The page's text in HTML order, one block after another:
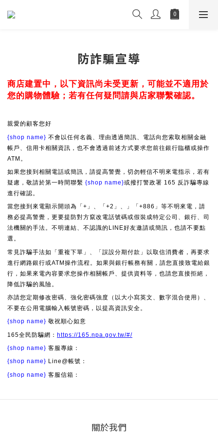
防詐騙宣導
商店建置中，以下資訊尚未受更新，可能並不適用於
您的購物體驗；若有任何疑問請與店家聯繫確認。
親愛的顧客您好
{shop name} 不會以任何名義、理由透過簡訊、電話向您索取相關金融
帳戶、信用卡相關資訊，也不會透過前述方式要求您前往銀行臨櫃或操作
ATM。
如果您接到相關電話或簡訊，請提高警覺，切勿輕信不明來電指示，若有
疑慮，敬請於第一時間聯繫 {shop name}或撥打警政署 165 反詐騙專線
進行確認。
當您接到來電顯示開頭為「+」、「+2」、」「+886」等不明來電，請
務必提高警覺，更要提防對方竄改電話號碼或假裝成特定公司、銀行、司
法機關的手法。不明連結、不認識的LINE好友邀請或簡訊，也請不要點
選。
常見詐騙手法如「重複下單」、「誤設分期付款」以取信消費者，再要求
進行網路銀行或ATM操作流程。如果與銀行帳務有關，請您直接致電給銀
行，如果來電內容要求您操作相關帳戶、提供資料等，也請您直接拒絕，
降低詐騙的風險。
亦請您定期修改密碼、強化密碼強度（以大小寫英文、數字混合使用）、
不要在公用電腦輸入帳號密碼，以提高資訊安全。
{shop name} 敬祝順心如意
165全民防騙網： https://165.npa.gov.tw/#/
{shop name} 客服專線：
{shop name} Line@帳號：
{shop name} 客服信箱：
關於我們